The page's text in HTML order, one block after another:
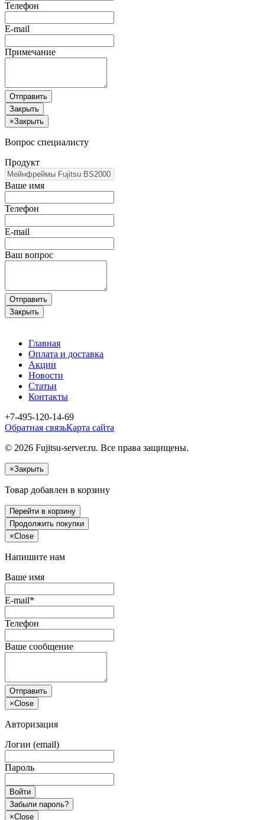
Телефон
E-mail
Примечание
Отправить
Закрыть
×Закрыть
Вопрос специалисту
Продукт
Ваше имя
Телефон
E-mail
Ваш вопрос
Отправить
Закрыть
Главная
Оплата и доставка
Акции
Новости
Статьи
Контакты
+7-495-120-14-69
Обратная связьКарта сайта
© 2026 Fujitsu-server.ru. Все права защищены.
×Закрыть
Товар добавлен в корзину
Перейти в корзину
Продолжить покупки
×Close
Напишите нам
Ваше имя
E-mail*
Телефон
Ваше сообщение
Отправить
×Close
Авторизация
Логин (email)
Пароль
Войти
Забыли пароль?
×Close